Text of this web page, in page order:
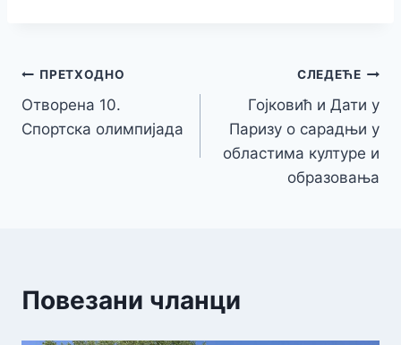
Кретање
чланка
ПРЕТХОДНО
Отворена 10.
Спортска олимпијада
СЛЕДЕЋЕ
Гојковић и Дати у
Паризу о сарадњи у
областима културе и
образовања
Повезани чланци